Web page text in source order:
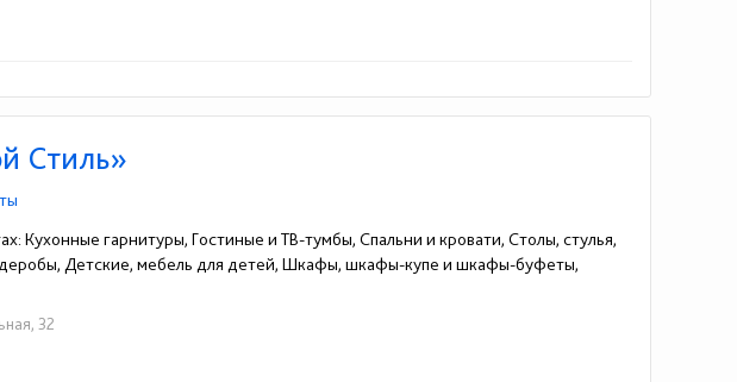
Стиль»
Кухонные гарнитуры, Гостиные и ТВ-тумбы, Спальни и кровати, Столы, стулья,
Детские, мебель для детей, Шкафы, шкафы-купе и шкафы-буфеты,
32